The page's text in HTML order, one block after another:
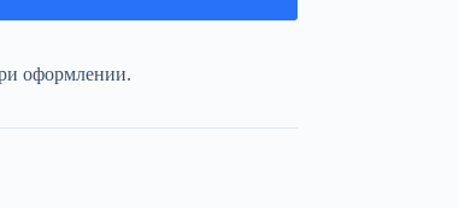
оформлении.